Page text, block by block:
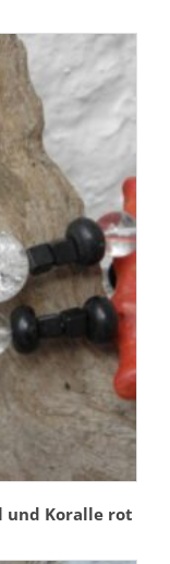
und Koralle rot